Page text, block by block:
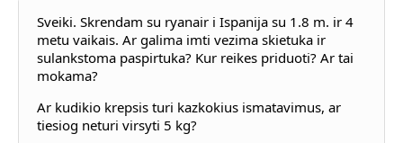
Sveiki. Skrendam su ryanair i Ispanija su 1.8 m. ir 4
metu vaikais. Ar galima imti vezima skietuka ir
sulankstoma paspirtuka? Kur reikes priduoti? Ar tai
mokama?
Ar kudikio krepsis turi kazkokius ismatavimus, ar
tiesiog neturi virsyti 5 kg?